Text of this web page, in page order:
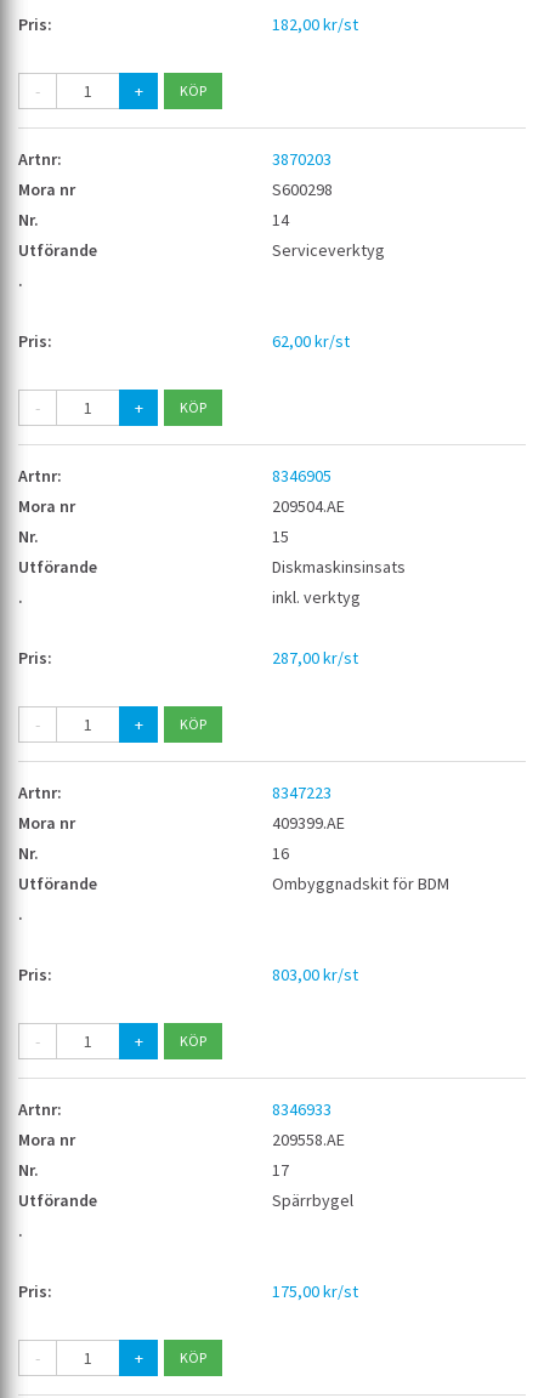
182,00 kr/st
- +
3870203
S600298
14
Serviceverktyg
62,00 kr/st
- +
8346905
209504.AE
15
Diskmaskinsinsats
inkl. verktyg
287,00 kr/st
- +
8347223
409399.AE
16
Ombyggnadskit för BDM
803,00 kr/st
- +
8346933
209558.AE
17
Spärrbygel
175,00 kr/st
- +